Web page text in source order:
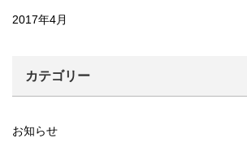
2017年4月
カテゴリー
お知らせ